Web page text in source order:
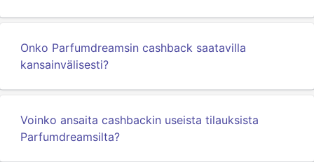
Onko Parfumdreamsin cashback saatavilla
kansainvälisesti?
Voinko ansaita cashbackin useista tilauksista
Parfumdreamsilta?